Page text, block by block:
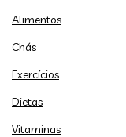
Alimentos
Chás
Exercícios
Dietas
Vitaminas